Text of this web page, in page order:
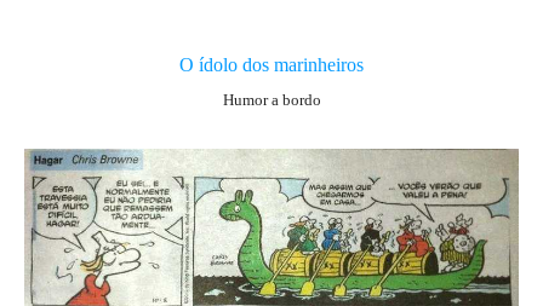
O ídolo dos marinheiros
Humor a bordo